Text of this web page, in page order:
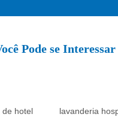
Pode se
de hotel lavanderia